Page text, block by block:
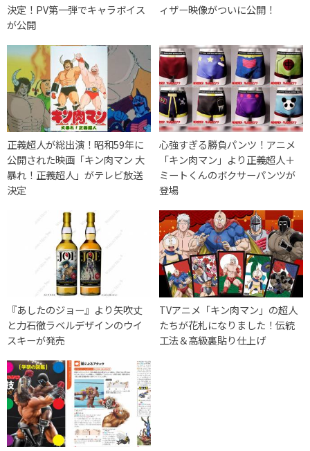
決定！PV第一弾でキャラボイス
が公開
ィザー映像がついに公開！
正義超人が総出演！昭和59年に
公開された映画「キン肉マン 大
暴れ！正義超人」がテレビ放送
決定
心強すぎる勝負パンツ！アニメ
「キン肉マン」より正義超人＋
ミートくんのボクサーパンツが
登場
『あしたのジョー』より矢吹丈
と力石徹ラベルデザインのウイ
スキーが発売
TVアニメ「キン肉マン」の超人
たちが花札になりました！伝統
工法＆高級裏貼り仕上げ